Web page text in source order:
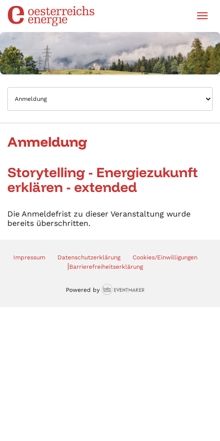
Anmeldung
Storytelling - Energiezukunft
erklären - extended
Die Anmeldefrist zu dieser Veranstaltung wurde
bereits überschritten.
Impressum Datenschutzerklärung Cookies/Einwilligungen
|Barrierefreiheitserklärung
Powered by